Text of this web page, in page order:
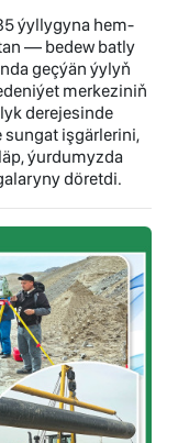
ýyllygyna hem-
— bedew batly
geçýän ýylyň
merkeziniň
derejesinde
sungat işgärlerini,
ýurdumyzda
döretdi.